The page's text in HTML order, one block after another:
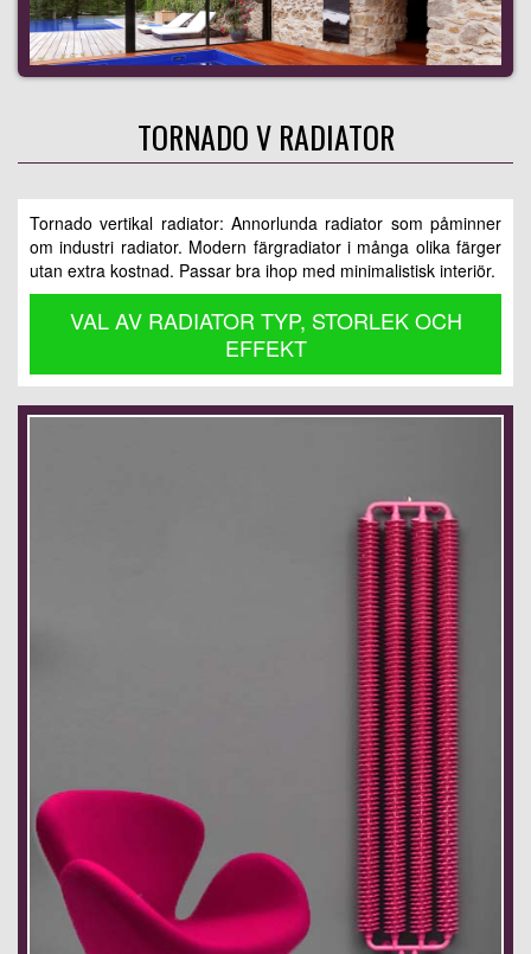
TORNADO V RADIATOR
Tornado vertikal radiator: Annorlunda radiator som påminner
om industri radiator. Modern färgradiator i många olika färger
utan extra kostnad. Passar bra ihop med minimalistisk interiör.
VAL AV RADIATOR TYP, STORLEK OCH
EFFEKT